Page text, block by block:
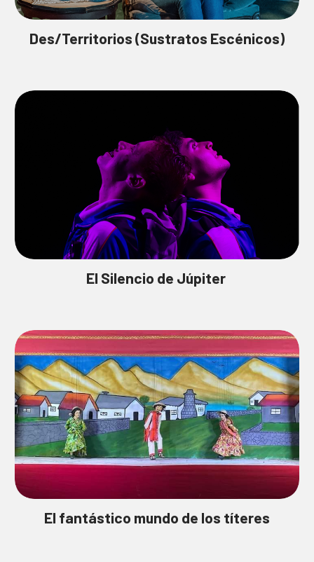
Des/Territorios (Sustratos Escénicos)
El Silencio de Júpiter
El fantástico mundo de los títeres